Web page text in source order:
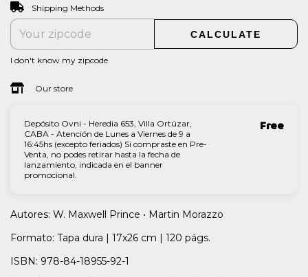
Shipping for zipcode:
Shipping Methods
CALCULATE
I don't know my zipcode
Our store
Depósito Ovni - Heredia 653, Villa Ortúzar,
CABA - Atención de Lunes a Viernes de 9 a
16:45hs (excepto feriados) Si compraste en Pre-
Venta, no podes retirar hasta la fecha de
lanzamiento, indicada en el banner
promocional.
Free
Autores: W. Maxwell Prince • Martin Morazzo
Formato: Tapa dura | 17x26 cm | 120 págs.
ISBN: 978-84-18955-92-1